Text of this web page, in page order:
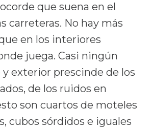
que suena en el
carreteras. No hay más
en los interiores
juega. Casi ningún
exterior prescinde de los
de los ruidos en
son cuartos de moteles
cubos sórdidos e iguales